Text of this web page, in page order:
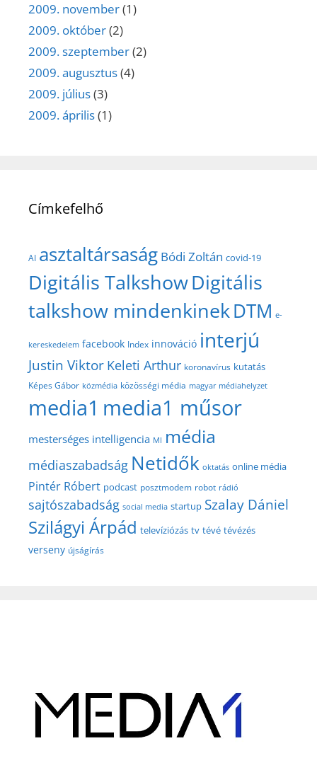
2009. november(1)
2009. október(2)
2009. szeptember(2)
2009. augusztus(4)
2009. július(3)
2009. április(1)
Címkefelhő
AI asztaltársaság Bódi Zoltán covid-19
Digitális TalkshowDigitális
talkshow mindenkinekDTM e-
kereskedelem facebook Index innováció interjú
Justin Viktor Keleti Arthur koronavírus kutatás
Képes Gábor közmédia közösségi média magyar médiahelyzet
media1 media1 műsor
mesterséges intelligencia MI média
médiaszabadság Netidők oktatás online média
Pintér Róbert podcast posztmodem robot rádió
sajtószabadság social media startup Szalay Dániel
Szilágyi Árpád televíziózás tv tévé tévézés
verseny újságírás